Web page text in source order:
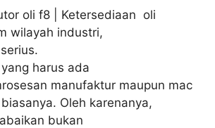
oli f8 | Ketersediaan oli
wilayah industri,
harus ada
manufaktur maupun mac
Oleh karenanya,
bukan